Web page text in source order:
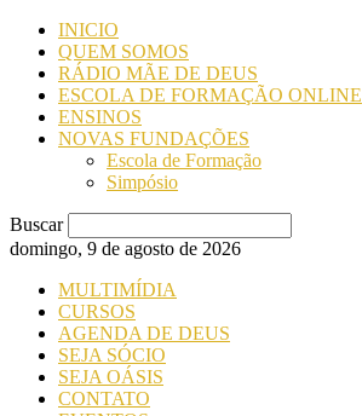
INICIO
QUEM SOMOS
RÁDIO MÃE DE DEUS
ESCOLA DE FORMAÇÃO ONLINE
ENSINOS
NOVAS FUNDAÇÕES
Escola de Formação
Simpósio
Buscar
domingo, 9 de agosto de 2026
MULTIMÍDIA
CURSOS
AGENDA DE DEUS
SEJA SÓCIO
SEJA OÁSIS
CONTATO